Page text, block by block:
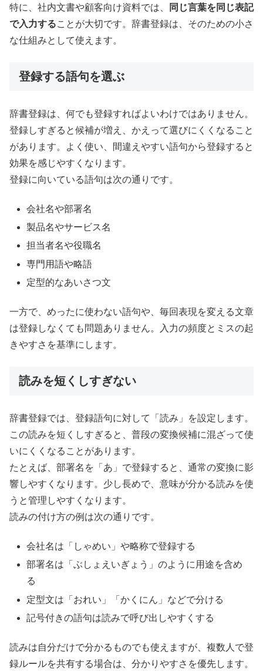
特に、社内文書や顧客向け資料では、
同じ言葉を同じ表記
で入力することが大切です。辞書登録は、そのための小さ
な仕組みとして使えます。
登録する語句を選ぶ
辞書登録は、何でも登録すればよいわけではありません。
登録しすぎると候補が増え、かえって選びにくくなること
があります。よく使い、間違えやすい語句から登録すると
効果を感じやすくなります。
登録に向いている語句は次の通りです。
会社名や部署名
製品名やサービス名
担当者名や役職名
専門用語や略語
定型的なあいさつ文
一方で、めったに使わない語句や、毎回表現を変える文章
は登録しなくても問題ありません。入力の頻度とミスの起
きやすさを基準にします。
読みを短くしすぎない
辞書登録では、登録語句に対して「読み」を設定します。
この読みを短くしすぎると、普段の変換候補に混ざって使
いにくくなることがあります。
たとえば、部署名を「あ」で登録すると、通常の変換に影
響しやすくなります。少し長めで、意味が分かる読みを使
うと管理しやすくなります。
読みの付け方の例は次の通りです。
会社名は「しゃめい」や略称で登録する
部署名は「ぶしょえいぎょう」のように用途を含め
る
定型文は「おれい」「かくにん」などで分ける
記号付きの語句は読みで呼び出しやすくする
読みは自分だけで分かるものでも使えますが、複数人で登
録ルールを共有する場合は、分かりやすさを優先します。